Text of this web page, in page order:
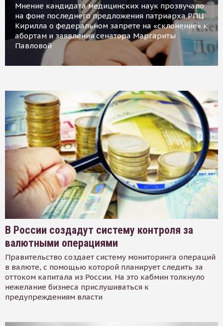
Мнение кандидата медицинских наук прозвучало
на фоне последнего предложения патриарха РПЦ
Кирилла о федеральном запрете на «склонение» к
абортам и заявления сенатора Маргариты
Павловой
В России создадут систему контроля за
валютными операциями
Правительство создает систему мониторинга операций
в валюте, с помощью которой планирует следить за
оттоком капитала из России. На это кабмин толкнуло
нежелание бизнеса прислушиваться к
предупреждениям власти